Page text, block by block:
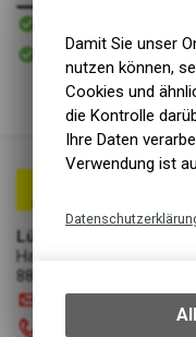
Sofort abholbar
Abholung Lüscher
Lüscher Motor- & Bike
Hauptstrasse 29a
8867 Niederurnen
info@luscherag.ch
Damit Sie unser
nutzen können,
Cookies und
die Kontrolle
Ihre Daten
Verwendung ist